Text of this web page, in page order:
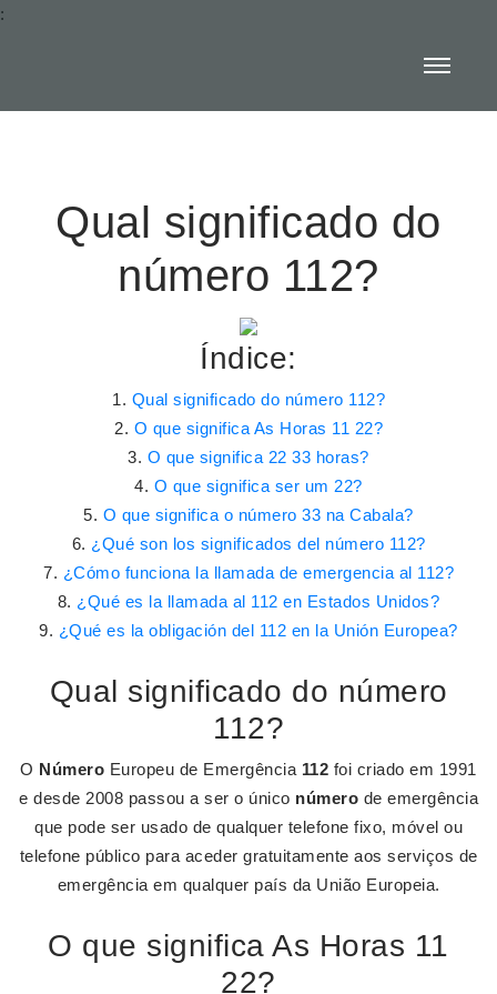
:
Qual significado do
número 112?
Índice:
Qual significado do número 112?
O que significa As Horas 11 22?
O que significa 22 33 horas?
O que significa ser um 22?
O que significa o número 33 na Cabala?
¿Qué son los significados del número 112?
¿Cómo funciona la llamada de emergencia al 112?
¿Qué es la llamada al 112 en Estados Unidos?
¿Qué es la obligación del 112 en la Unión Europea?
Qual significado do número
112?
O Número Europeu de Emergência 112 foi criado em 1991
e desde 2008 passou a ser o único número de emergência
que pode ser usado de qualquer telefone fixo, móvel ou
telefone público para aceder gratuitamente aos serviços de
emergência em qualquer país da União Europeia.
O que significa As Horas 11
22?